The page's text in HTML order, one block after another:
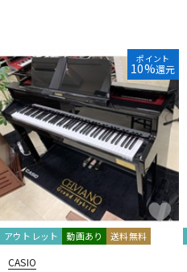
ポイント
10%還元
アウトレット 動画あり 送料無料
CASIO